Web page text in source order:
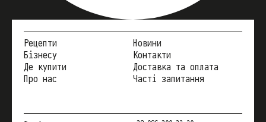
Рецепти
Бізнесу
Де купити
Про нас
Новини
Контакти
Доставка та оплата
Часті запитання